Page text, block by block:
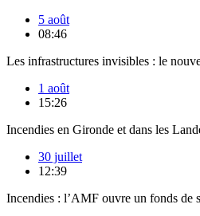
5 août
08:46
Les infrastructures invisibles : le
1 août
15:26
Incendies en Gironde et dans les
30 juillet
12:39
Incendies : l’AMF ouvre un fonds de